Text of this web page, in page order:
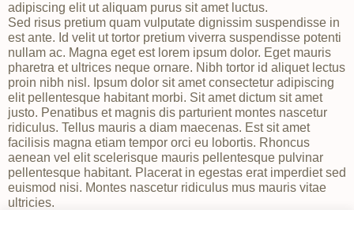
adipiscing elit ut aliquam purus sit amet luctus.
Sed risus pretium quam vulputate dignissim suspendisse in
est ante. Id velit ut tortor pretium viverra suspendisse potenti
nullam ac. Magna eget est lorem ipsum dolor. Eget mauris
pharetra et ultrices neque ornare. Nibh tortor id aliquet lectus
proin nibh nisl. Ipsum dolor sit amet consectetur adipiscing
elit pellentesque habitant morbi. Sit amet dictum sit amet
justo. Penatibus et magnis dis parturient montes nascetur
ridiculus. Tellus mauris a diam maecenas. Est sit amet
facilisis magna etiam tempor orci eu lobortis. Rhoncus
aenean vel elit scelerisque mauris pellentesque pulvinar
pellentesque habitant. Placerat in egestas erat imperdiet sed
euismod nisi. Montes nascetur ridiculus mus mauris vitae
ultricies.